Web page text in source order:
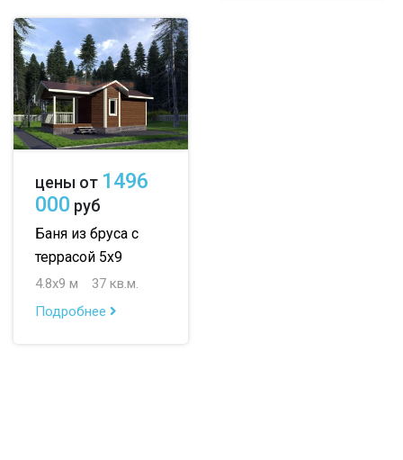
цены от 1496
000 руб
Баня из бруса с
террасой 5х9
4.8х9 м
37 кв.м.
Подробнее